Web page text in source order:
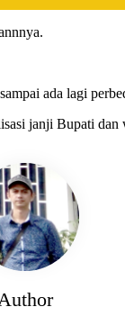
ada lagi
janji Bupati